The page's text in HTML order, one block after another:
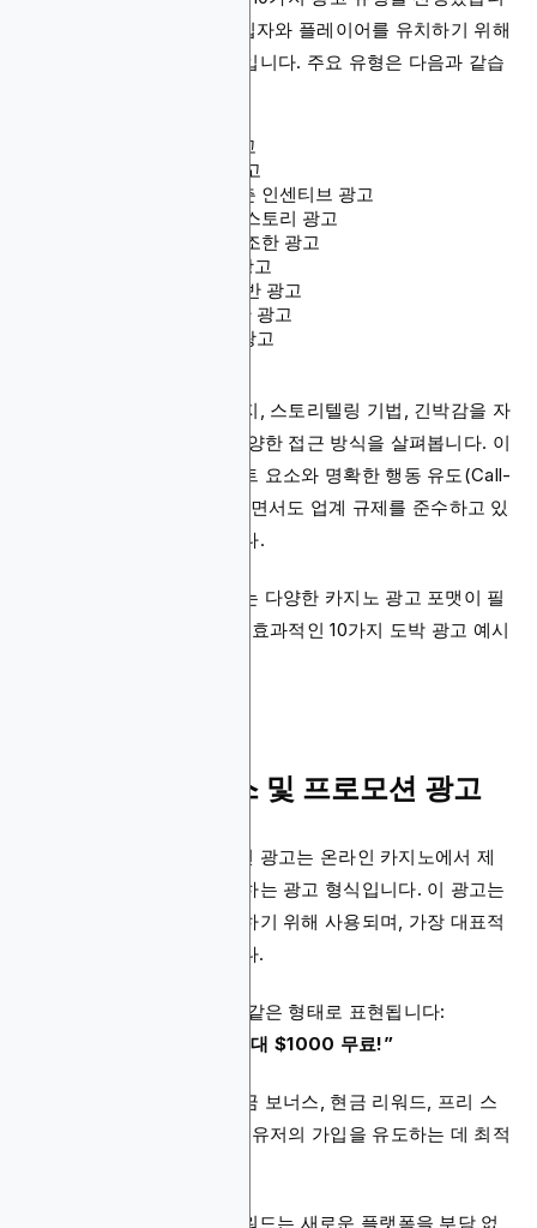
다. 이 광고들은 더 많은 가입자와 플레이어를 유치하기 위해
실제로 사용되고 있는 전략입니다. 주요 유형은 다음과 같습
보너스 및 프로모션 광고
한정 시간 특별 혜택 광고
특정 게임에 초점을 맞춘 인센티브 광고
큰 당첨 사례를 활용한 스토리 광고
모바일 및 앱 기능을 강조한 광고
VIP 및 로열티 리워드 광고
시즌 및 이벤트 테마 기반 광고
짜릿함과 흥분을 강조한 광고
실력과 전략을 부각한 광고
이 글에서는 개인화된 메시지, 스토리텔링 기법, 긴박감을 자
극하는 프로모션 활용 등 다양한 접근 방식을 살펴봅니다. 이
들 광고 사례는 엔터테인먼트 요소와 명확한 행동 유도(Call-
to-Action)를 적절히 결합하면서도 업계 규제를 준수하고 있
다는 점에서 주목할 만합니다.
이러한 성과를 얻기 위해서는 다양한 카지노 광고 포맷이 필
요하며, 본 기사에서는 가장 효과적인 10가지 도박 광고 예시
1. iGaming 보너스 및 프로모션 광고
iGaming 보너스 및 프로모션 광고는 온라인 카지노에서 제
공하는 다양한 혜택을 강조하는 광고 형식입니다. 이 광고는
주로 신규 플레이어를 유입하기 위해 사용되며, 가장 대표적
인 예가 “웰컴 보너스”입니다.
웰컴 보너스는 보통 다음과 같은 형태로 표현됩니다:
“100% 첫 입금 보너스 – 최대 $1000 무료!”
이러한 프로모션은 매치 입금 보너스, 현금 리워드, 프리 스
핀과 같은 유인 요소를 통해 유저의 가입을 유도하는 데 최적
특히 "웰컴 보너스"라는 키워드는 새로운 플랫폼을 부담 없